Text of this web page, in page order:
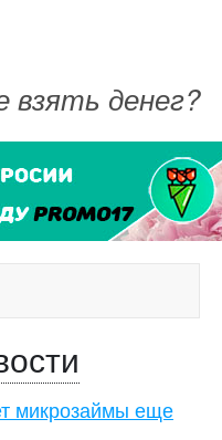
взять денег?
микрозаймы еще